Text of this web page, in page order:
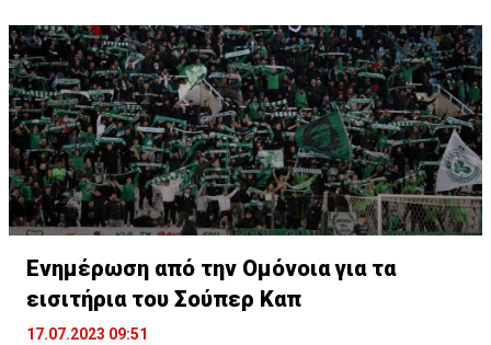
Ενημέρωση από την Ομόνοια για τα
εισιτήρια του Σούπερ Καπ
17.07.2023 09:51